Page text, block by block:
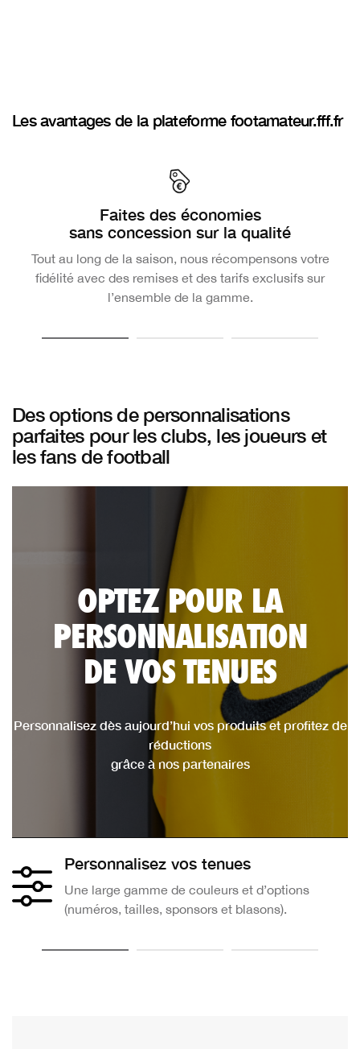
Les avantages de la plateforme footamateur.fff.fr
Faites des économies
sans concession sur la qualité
Tout au long de la saison, nous récompensons votre
fidélité avec des remises et des tarifs exclusifs sur
l’ensemble de la gamme.
Des options de personnalisations
parfaites pour les clubs, les joueurs et
les fans de football
OPTEZ POUR LA
PERSONNALISATION
DE VOS TENUES
Personnalisez dès aujourd’hui vos produits et profitez de
réductions
grâce à nos partenaires
Personnalisez vos tenues
Une large gamme de couleurs et d’options
(numéros, tailles, sponsors et blasons).